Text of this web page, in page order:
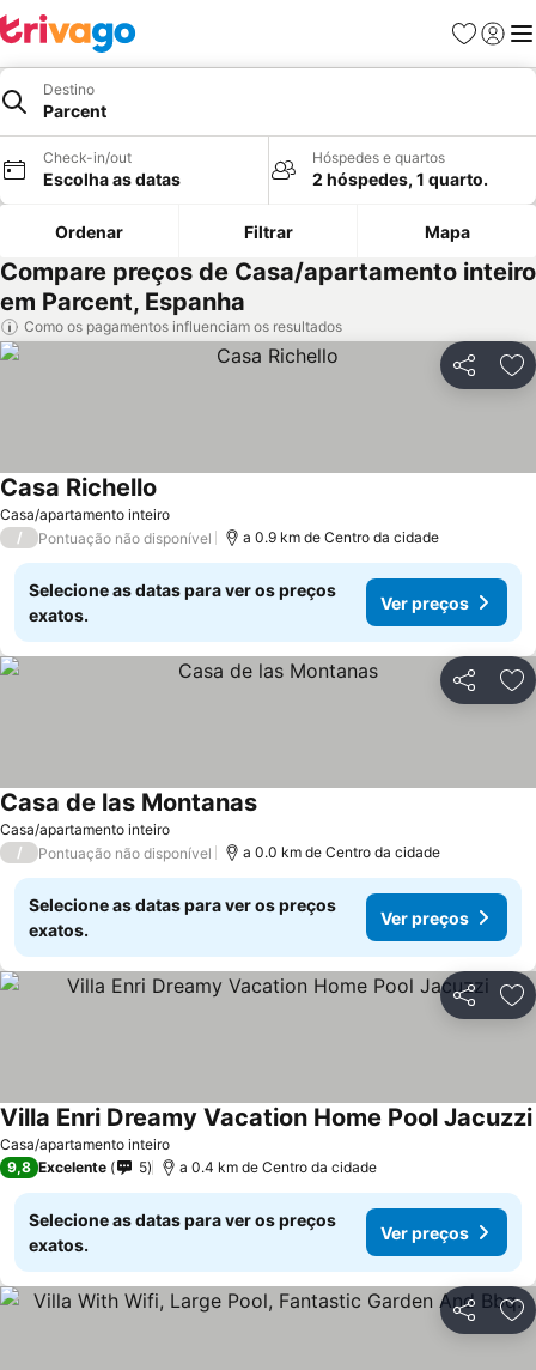
Favoritos
Iniciar
Destino
Parcent
Check-in/out
Escolha as datas
Hóspedes e quartos
2 hóspedes, 1 quarto.
Ordenar Filtrar Mapa
Compare preços de Casa/apartamento inteiro
em Parcent, Espanha
Como os pagamentos influenciam os resultados
Partilhar
Casa/apartamento inteiro
Casa Richello
/ Pontuação não disponível a 0.9 km de Centro da cidade
Selecione as datas para ver os preços
exatos.
Ver preços
Partilhar
Casa/apartamento inteiro
Casa de las Montanas
/ Pontuação não disponível a 0.0 km de Centro da cidade
Selecione as datas para ver os preços
exatos.
Ver preços
Partilhar
Casa/apartamento inteiro
Villa Enri Dreamy Vacation Home Pool Jacuzzi
9,8 Excelente 5 a 0.4 km de Centro da cidade
Selecione as datas para ver os preços
exatos.
Ver preços
Partilhar